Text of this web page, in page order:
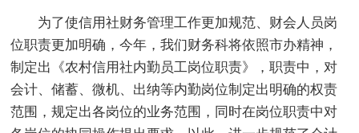
为了使信用社财务管理工作更加规范、财会人员岗
位职责更加明确，今年，我们财务科将依照市办精神，
制定出《农村信用社内勤员工岗位职责》，职责中，对
会计、储蓄、微机、出纳等内勤岗位制定出明确的权责
范围，规定出各岗位的业务范围，同时在岗位职责中对